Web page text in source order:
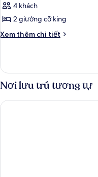
Jacuzzi
Suite
Bedrooms)
4 khách
2 giường cỡ king
Xem thêm chi tiết
Chi
Royal
Jacuzzi
Suite
Bedrooms)
Nơi lưu trú tương tự
Rawai Palm Beach Resort